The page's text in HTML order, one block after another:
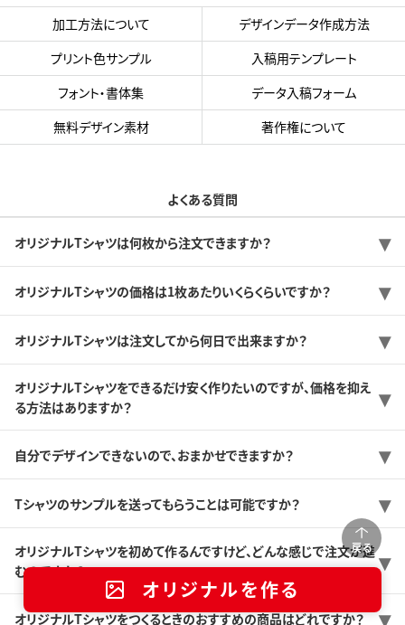
戻る
オリジナルを作る
加工方法について
デザインデータ作成方法
プリント色サンプル
入稿用テンプレート
フォント・書体集
データ入稿フォーム
無料デザイン素材
著作権について
よくある質問
オリジナルTシャツは何枚から注文できますか？
オリジナルTシャツの価格は1枚あたりいくらくらいですか？
オリジナルTシャツは注文してから何日で出来ますか？
オリジナルTシャツをできるだけ安く作りたいのですが、価格を抑え
る方法はありますか？
自分でデザインできないので、おまかせできますか？
Tシャツのサンプルを送ってもらうことは可能ですか？
オリジナルTシャツを初めて作るんですけど、どんな感じで注文が進
むのですか？
オリジナルTシャツをつくるときのおすすめの商品はどれですか？